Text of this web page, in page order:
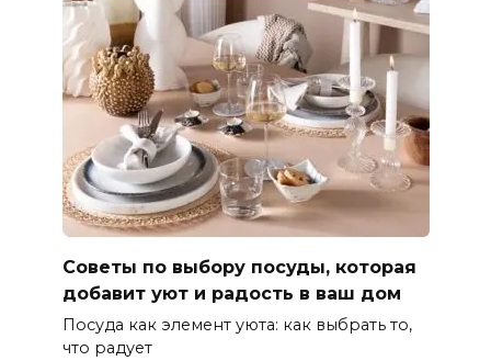
Советы по выбору посуды, которая
добавит уют и радость в ваш дом
Посуда как элемент уюта: как выбрать то,
что радует